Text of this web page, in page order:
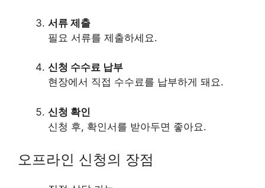
서류 제출
필요 서류를 제출하세요.
신청 수수료 납부
현장에서 직접 수수료를 납부하게 돼요.
신청 확인
신청 후, 확인서를 받아두면 좋아요.
오프라인 신청의 장점